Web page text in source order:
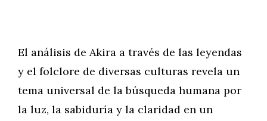
El análisis de Akira a través de las leyendas
y el folclore de diversas culturas revela un
tema universal de la búsqueda humana por
la luz, la sabiduría y la claridad en un